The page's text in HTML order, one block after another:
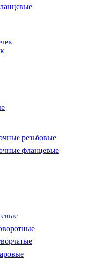
резьбовые
фланцевые